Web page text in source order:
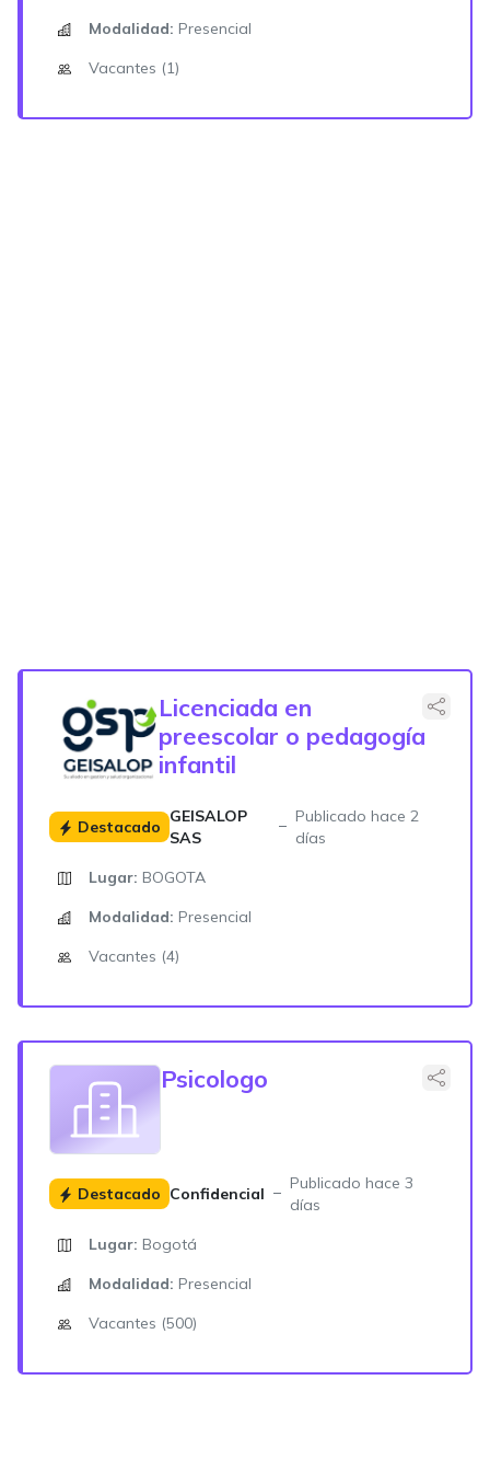
Modalidad: Presencial
Vacantes (1)
Licenciada en
preescolar o pedagogía
infantil
Destacado
GEISALOP
SAS
Publicado hace 2
días
Lugar: BOGOTA
Modalidad: Presencial
Vacantes (4)
Psicologo
Destacado Confidencial
Publicado hace 3
días
Lugar: Bogotá
Modalidad: Presencial
Vacantes (500)